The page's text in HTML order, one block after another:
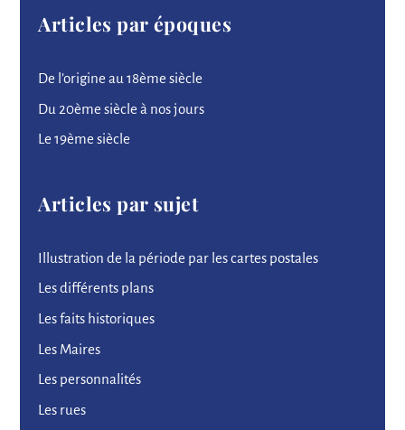
Articles par époques
De l’origine au 18ème siècle
Du 20ème siècle à nos jours
Le 19ème siècle
Articles par sujet
Illustration de la période par les cartes postales
Les différents plans
Les faits historiques
Les Maires
Les personnalités
Les rues